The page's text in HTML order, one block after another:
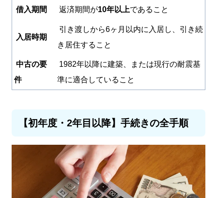
借入期間 返済期間が10年以上であること
入居時期
引き渡しから6ヶ月以内に入居し、引き続
き居住すること
中古の要
件
1982年以降に建築、または現行の耐震基
準に適合していること
【初年度・2年目以降】手続きの全手順